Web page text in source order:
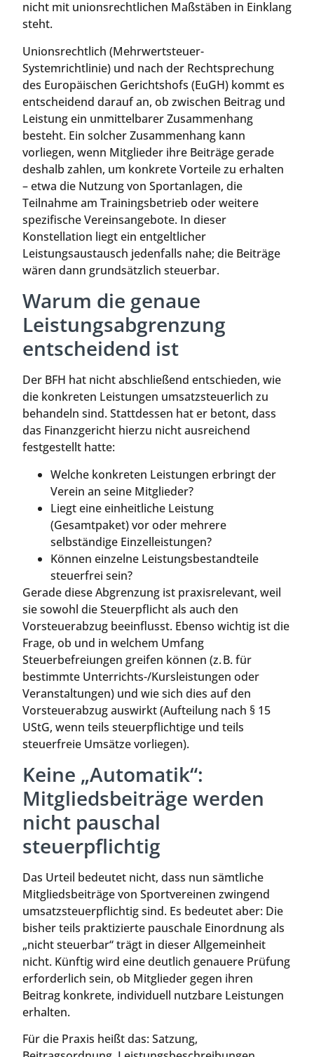
nicht mit unionsrechtlichen Maßstäben in Einklang
steht.
Unionsrechtlich (Mehrwertsteuer-
Systemrichtlinie) und nach der Rechtsprechung
des Europäischen Gerichtshofs (EuGH) kommt es
entscheidend darauf an, ob zwischen Beitrag und
Leistung ein unmittelbarer Zusammenhang
besteht. Ein solcher Zusammenhang kann
vorliegen, wenn Mitglieder ihre Beiträge gerade
deshalb zahlen, um konkrete Vorteile zu erhalten
– etwa die Nutzung von Sportanlagen, die
Teilnahme am Trainingsbetrieb oder weitere
spezifische Vereinsangebote. In dieser
Konstellation liegt ein entgeltlicher
Leistungsaustausch jedenfalls nahe; die Beiträge
wären dann grundsätzlich steuerbar.
Warum die genaue
Leistungsabgrenzung
entscheidend ist
Der BFH hat nicht abschließend entschieden, wie
die konkreten Leistungen umsatzsteuerlich zu
behandeln sind. Stattdessen hat er betont, dass
das Finanzgericht hierzu nicht ausreichend
festgestellt hatte:
Welche konkreten Leistungen erbringt der
Verein an seine Mitglieder?
Liegt eine einheitliche Leistung
(Gesamtpaket) vor oder mehrere
selbständige Einzelleistungen?
Können einzelne Leistungsbestandteile
steuerfrei sein?
Gerade diese Abgrenzung ist praxisrelevant, weil
sie sowohl die Steuerpflicht als auch den
Vorsteuerabzug beeinflusst. Ebenso wichtig ist die
Frage, ob und in welchem Umfang
Steuerbefreiungen greifen können (z. B. für
bestimmte Unterrichts-/Kursleistungen oder
Veranstaltungen) und wie sich dies auf den
Vorsteuerabzug auswirkt (Aufteilung nach § 15
UStG, wenn teils steuerpflichtige und teils
steuerfreie Umsätze vorliegen).
Keine „Automatik“:
Mitgliedsbeiträge werden
nicht pauschal
steuerpflichtig
Das Urteil bedeutet nicht, dass nun sämtliche
Mitgliedsbeiträge von Sportvereinen zwingend
umsatzsteuerpflichtig sind. Es bedeutet aber: Die
bisher teils praktizierte pauschale Einordnung als
„nicht steuerbar“ trägt in dieser Allgemeinheit
nicht. Künftig wird eine deutlich genauere Prüfung
erforderlich sein, ob Mitglieder gegen ihren
Beitrag konkrete, individuell nutzbare Leistungen
erhalten.
Für die Praxis heißt das: Satzung,